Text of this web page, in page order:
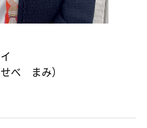
べ まみ）